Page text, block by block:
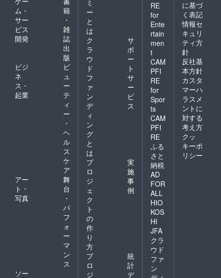
ム・
サー
ビス
開発
籍
・
雑
誌
出
版
ビジ
ネ
ス・
起業
ビ
ュ
ー
テ
ィ
ー
・
ヘ
ル
ス
ケ
ア
アー
ト・
写真
舞
台
・
パ
フ
ォ
ー
マ
ン
ス
ソー
ミ
ー
と
は
ク
ラ
ウ
ド
フ
ァ
ン
デ
ィ
ン
グ
と
は
サ
ポ
ー
ト
サ
ー
ビ
ス
プ
ロ
ジ
ェ
ク
ト
の
作
り
方
実
施
事
例
プ
ロ
ジ
統
計
デ
RE
for
Ente
rtain
men
t
CAM
PFI
RE
for
Spor
ts
CAM
PFI
RE
ふる
さと
納税
AD
FOR
ALL
HIO
KOS
HI
JFA
クラ
ウド
ファ
ン
に基づ
く表記
情報セ
キュリ
ティ方
針
反社基
本方針
カスタ
マーハ
ラスメ
ントに
対する
考え方
クッ
キーポ
リシー